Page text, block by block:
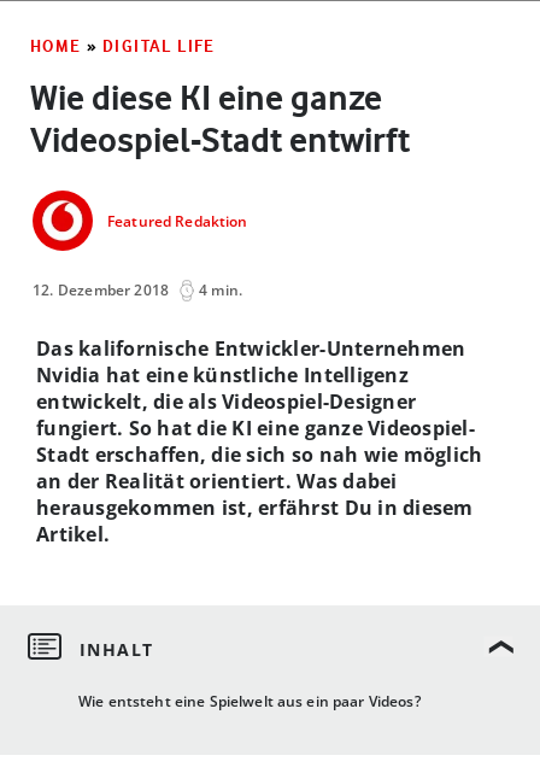
HOME » DIGITAL LIFE
Wie diese KI eine ganze
Videospiel-Stadt entwirft
Featured Redaktion
12. Dezember 2018 4 min.
Wie entsteht eine Spielwelt aus ein paar Videos?
Das kalifornische Entwickler-Unternehmen
Nvidia hat eine künstliche Intelligenz
entwickelt, die als Videospiel-Designer
fungiert. So hat die KI eine ganze Videospiel-
Stadt erschaffen, die sich so nah wie möglich
an der Realität orientiert. Was dabei
herausgekommen ist, erfährst Du in diesem
Artikel.